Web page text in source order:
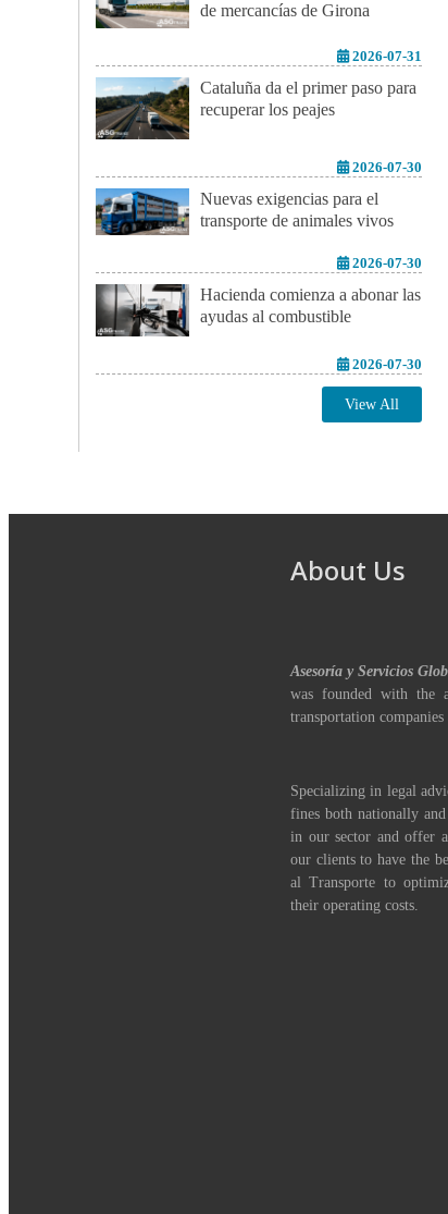
de mercancías de Girona
2026-07-31
Cataluña da el primer paso para
recuperar los peajes
2026-07-30
Nuevas exigencias para el
transporte de animales vivos
2026-07-30
Hacienda comienza a abonar las
ayudas al combustible
2026-07-30
View All
About Us
Asesoría y Servicios
was founded with the
transportation companies
Specializing in legal
fines both nationally
in our sector and offer
our clients to have the
al Transporte to
their operating costs.